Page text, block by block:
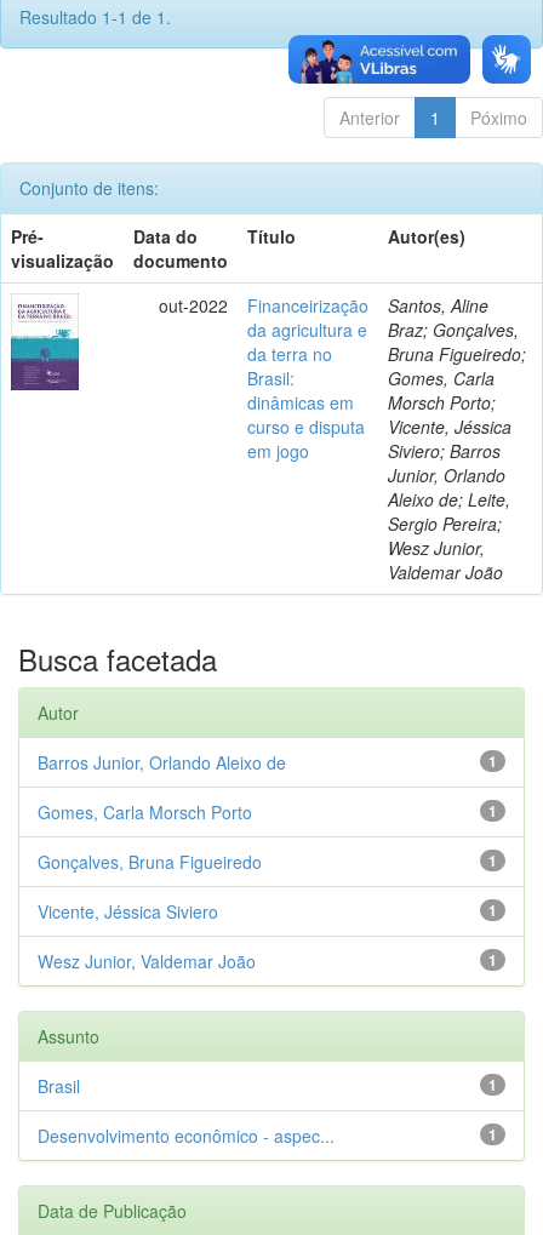
Resultado 1-1 de 1.
Anterior 1 Póximo
Conjunto de itens:
Pré-
visualização
Data do
documento
Título Autor(es)
out-2022
Financeirização
da agricultura e
da terra no
Brasil:
dinâmicas em
curso e disputa
em jogo
Santos, Aline
Braz; Gonçalves,
Bruna Figueiredo;
Gomes, Carla
Morsch Porto;
Vicente, Jéssica
Siviero; Barros
Junior, Orlando
Aleixo de; Leite,
Sergio Pereira;
Wesz Junior,
Valdemar João
Busca facetada
Autor
1
Barros Junior, Orlando Aleixo de
1
Gomes, Carla Morsch Porto
1
Gonçalves, Bruna Figueiredo
1
Vicente, Jéssica Siviero
1
Wesz Junior, Valdemar João
Assunto
1
Brasil
1
Desenvolvimento econômico - aspec...
Data de Publicação